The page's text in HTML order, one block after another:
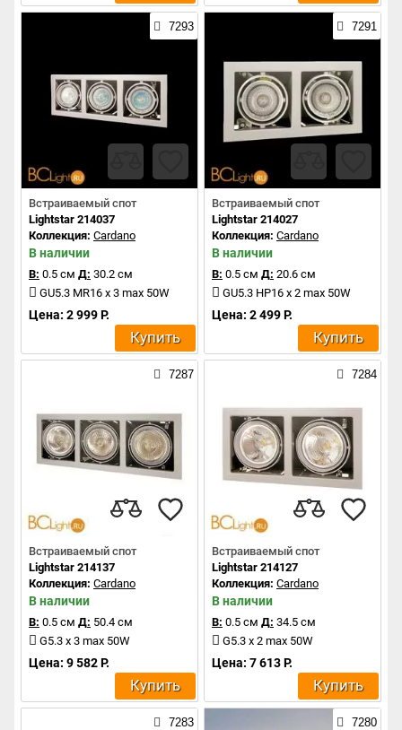
7293
Встраиваемый спот
Lightstar 214037
Коллекция: Cardano
В наличии
В: 0.5 см Д: 30.2 см
GU5.3 MR16 x 3 max 50W
Цена: 2 999 Р.
Купить
7291
Встраиваемый спот
Lightstar 214027
Коллекция: Cardano
В наличии
В: 0.5 см Д: 20.6 см
GU5.3 HP16 x 2 max 50W
Цена: 2 499 Р.
Купить
7287
Встраиваемый спот
Lightstar 214137
Коллекция: Cardano
В наличии
В: 0.5 см Д: 50.4 см
G5.3 x 3 max 50W
Цена: 9 582 Р.
Купить
7284
Встраиваемый спот
Lightstar 214127
Коллекция: Cardano
В наличии
В: 0.5 см Д: 34.5 см
G5.3 x 2 max 50W
Цена: 7 613 Р.
Купить
7283 7280